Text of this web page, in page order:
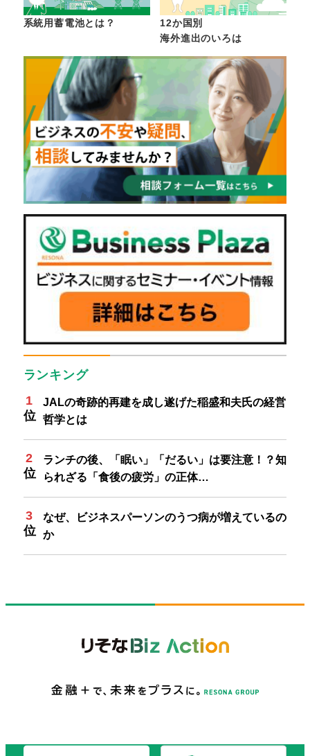
系統用蓄電池とは？
12か国別
海外進出のいろは
ランキング
JALの奇跡的再建を成し遂げた稲盛和夫氏の経営
哲学とは
ランチの後、「眠い」「だるい」は要注意！？知
られざる「食後の疲労」の正体…
なぜ、ビジネスパーソンのうつ病が増えているの
か